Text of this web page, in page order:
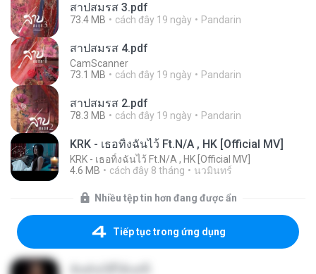
สาปสมรส 3.pdf
73.4 MB cách đây 19 ngày Pandarin
สาปสมรส 4.pdf
CamScanner
73.1 MB
cách đây 19 ngày Pandarin
สาปสมรส 2.pdf
78.3 MB cách đây 19 ngày Pandarin
KRK - เธอทิ้งฉันไว้ Ft.N/A , HK [Official MV]
KRK - เธอทิ้งฉันไว้ Ft.N/A , HK [Official MV]
4.6 MB
cách đây 8 tháng นวมินทร์
Nhiều tệp tin hơn đang được ẩn
Tiếp tục trong ứng dụng